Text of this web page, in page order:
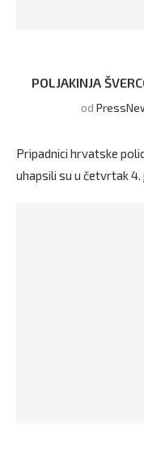
POLJAKINJA
od
Pripadnici hrvatske
uhapsili su u četvrtak